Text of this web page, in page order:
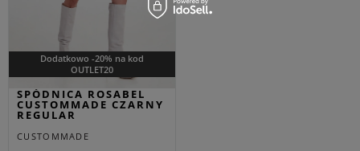
Dodatkowo -20% na kod
OUTLET20
CUSTOMMADE
SPÓDNICA ROSABEL
CUSTOMMADE CZARNY
REGULAR